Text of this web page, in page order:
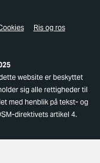
Ris og ros
website er beskyttet
sig alle rettigheder til
med henblik på tekst- og
direktivets artikel 4.